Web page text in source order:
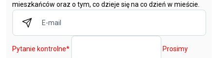
mieszkańców oraz o tym, co dzieje się na co dzień w mieście.
Pytanie kontrolne* Prosimy